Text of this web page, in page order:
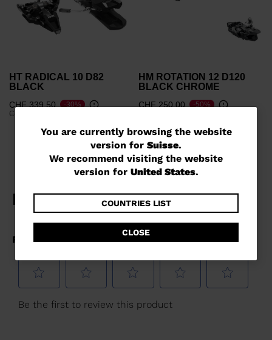
You
are
currently
website
version
for
Suisse .
We
You are currently browsing the website
version for Suisse.
We recommend visiting the website
version for United States.
COUNTRIES LIST
CLOSE
HT RADICAL 10 D82
BLACK
CHF 339,50
Prix réduit de
CHF 485,00
-30%
HM ROTATION 12 D120
BLACK CHROME
CHF 250,00 -50%